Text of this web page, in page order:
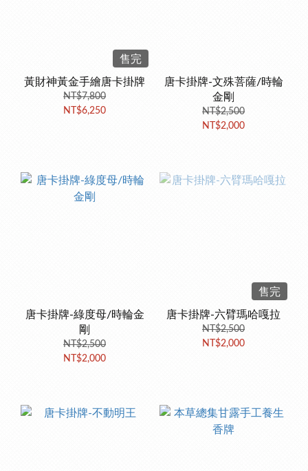
售完
黃財神黃金手繪唐卡掛牌
NT$7,800
NT$6,250
唐卡掛牌-文殊菩薩/時輪
金剛
NT$2,500
NT$2,000
唐卡掛牌-綠度母/時輪金
剛
NT$2,500
NT$2,000
售完
唐卡掛牌-六臂瑪哈嘎拉
NT$2,500
NT$2,000